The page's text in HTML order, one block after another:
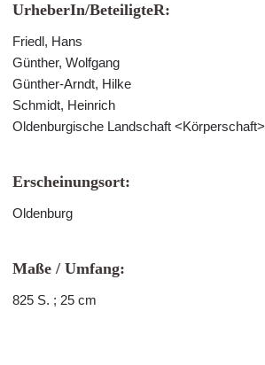
UrheberIn/BeteiligteR:
Friedl, Hans
Günther, Wolfgang
Günther-Arndt, Hilke
Schmidt, Heinrich
Oldenburgische Landschaft <Körperschaft>
Erscheinungsort:
Oldenburg
Maße / Umfang:
825 S. ; 25 cm